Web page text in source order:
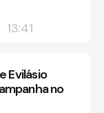
13:41
Evilásio
no